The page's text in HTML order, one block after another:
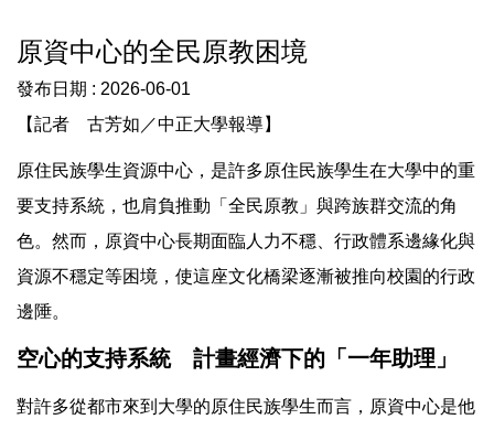
原資中心的全民原教困境
發布日期 : 2026-06-01
【記者 古芳如／中正大學報導】
原住民族學生資源中心，是許多原住民族學生在大學中的重
要支持系統，也肩負推動「全民原教」與跨族群交流的角
色。然而，原資中心長期面臨人力不穩、行政體系邊緣化與
資源不穩定等困境，使這座文化橋梁逐漸被推向校園的行政
邊陲。
空心的支持系統 計畫經濟下的「一年助理」
對許多從都市來到大學的原住民族學生而言，原資中心是他